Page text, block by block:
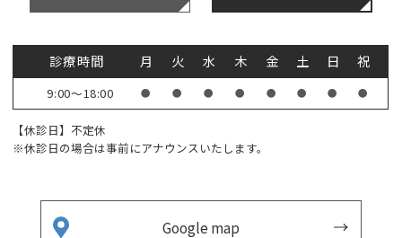
診療時間 月 火 水 木 金 土 日 祝
9:00～18:00 ● ● ● ● ● ● ● ●
【休診日】不定休
※休診日の場合は事前にアナウンスいたします。
Google map